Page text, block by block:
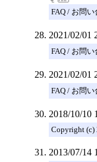
FAQ / お問
2021/02/01
FAQ / お問
2021/02/01
FAQ / お問
2018/10/10
Copyright (c)
2013/07/14